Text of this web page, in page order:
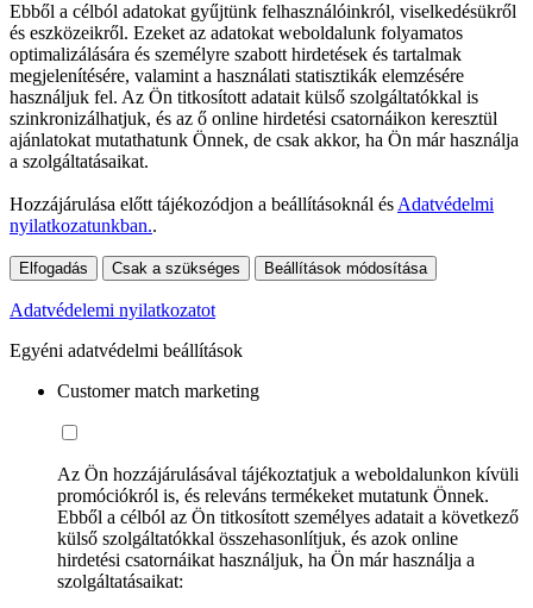
Ebből a célból adatokat gyűjtünk felhasználóinkról, viselkedésükről
és eszközeikről. Ezeket az adatokat weboldalunk folyamatos
optimalizálására és személyre szabott hirdetések és tartalmak
megjelenítésére, valamint a használati statisztikák elemzésére
használjuk fel. Az Ön titkosított adatait külső szolgáltatókkal is
szinkronizálhatjuk, és az ő online hirdetési csatornáikon keresztül
ajánlatokat mutathatunk Önnek, de csak akkor, ha Ön már használja
a szolgáltatásaikat.
Hozzájárulása előtt tájékozódjon a beállításoknál és Adatvédelmi
nyilatkozatunkban..
Elfogadás Csak a szükséges Beállítások módosítása
Adatvédelemi nyilatkozatot
Egyéni adatvédelmi beállítások
Customer match marketing
Az Ön hozzájárulásával tájékoztatjuk a weboldalunkon kívüli
promóciókról is, és releváns termékeket mutatunk Önnek.
Ebből a célból az Ön titkosított személyes adatait a következő
külső szolgáltatókkal összehasonlítjuk, és azok online
hirdetési csatornáikat használjuk, ha Ön már használja a
szolgáltatásaikat: